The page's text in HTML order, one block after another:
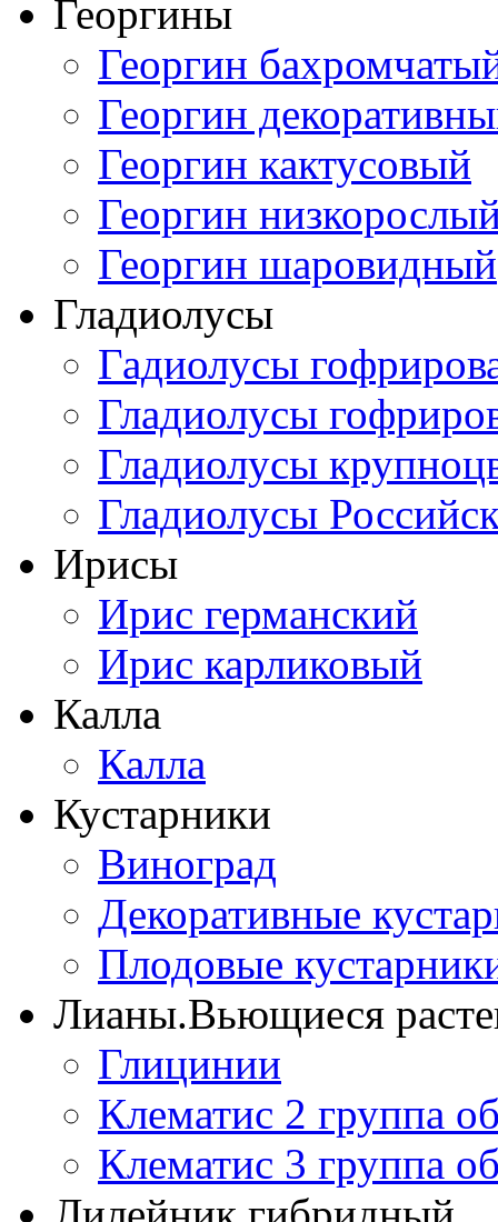
Георгины
Георгин
Георгин
Георгин кактусовый
Георгин
Георгин шаровидный
Гладиолусы
Гадиолусы
Гладиолусы
Гладиолусы
Гладиолусы
Ирисы
Ирис германский
Ирис карликовый
Калла
Калла
Кустарники
Виноград
Декоративные
Плодовые
Лианы.Вьющиеся
Глицинии
Клематис 2 группа
Клематис 3 группа